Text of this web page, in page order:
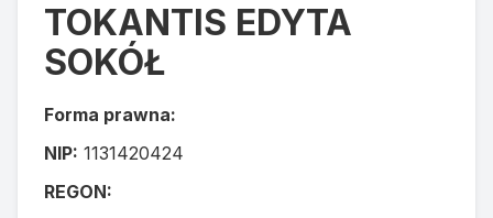
TOKANTIS EDYTA
SOKÓŁ
Forma prawna:
NIP: 1131420424
REGON: